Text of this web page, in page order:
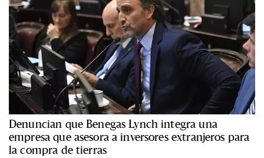
Denuncian que Benegas Lynch integra una
empresa que asesora a inversores extranjeros para
la compra de tierras